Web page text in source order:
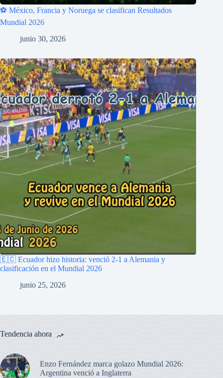
⚽ México, Francia y Noruega se clasifican Resultados
Mundial 2026
junio 30, 2026
🇪🇨 Ecuador hizo historia: venció 2-1 a Alemania y
clasificación en el Mundial 2026
junio 25, 2026
Tendencia ahora
Enzo Fernández marca golazo Mundial 2026:
Argentina venció a Inglaterra